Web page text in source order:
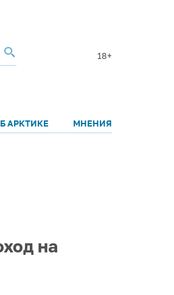
18+
АРКТИКЕ МНЕНИЯ
на